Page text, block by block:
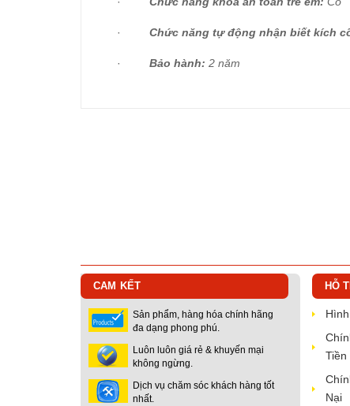
· Chức năng tự động nhận biết kích
· Bảo hành: 2 năm
CAM KẾT
Sản phẩm, hàng hóa chính hãng
đa dạng phong phú.
Luôn luôn giá rẻ & khuyến mại
không ngừng.
Dịch vụ chăm sóc khách hàng tốt
nhất.
HỖ
Tiền
Nại